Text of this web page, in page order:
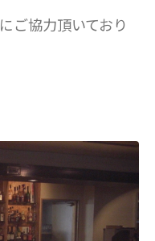
にご協力頂いており